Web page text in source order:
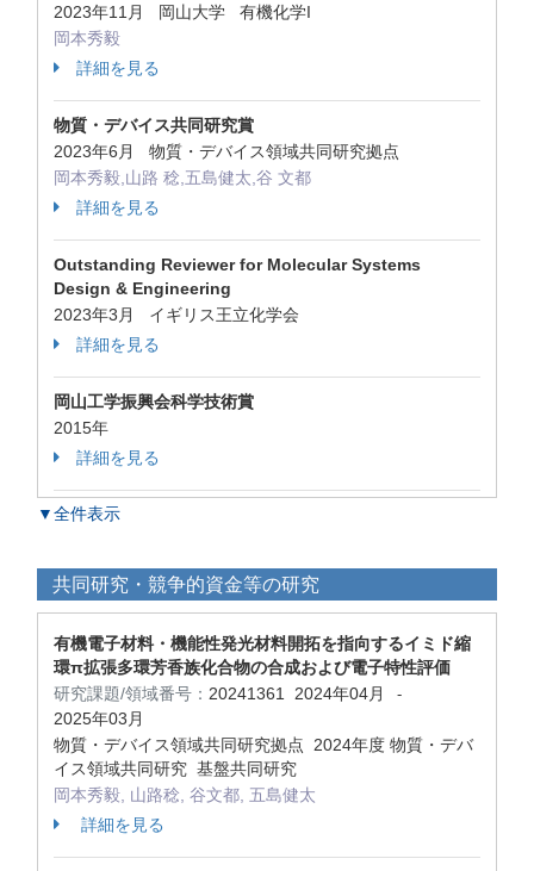
2023年11月 岡山大学 有機化学I
岡本秀毅
詳細を見る
物質・デバイス共同研究賞
2023年6月 物質・デバイス領域共同研究拠点
岡本秀毅,山路 稔,五島健太,谷 文都
詳細を見る
Outstanding Reviewer for Molecular Systems
Design & Engineering
2023年3月 イギリス王立化学会
詳細を見る
岡山工学振興会科学技術賞
2015年
詳細を見る
▼全件表示
共同研究・競争的資金等の研究
有機電子材料・機能性発光材料開拓を指向するイミド縮
環π拡張多環芳香族化合物の合成および電子特性評価
研究課題/領域番号： 20241361 2024年04月 -
2025年03月
物質・デバイス領域共同研究拠点 2024年度 物質・デバ
イス領域共同研究 基盤共同研究
岡本秀毅, 山路稔, 谷文都, 五島健太
詳細を見る